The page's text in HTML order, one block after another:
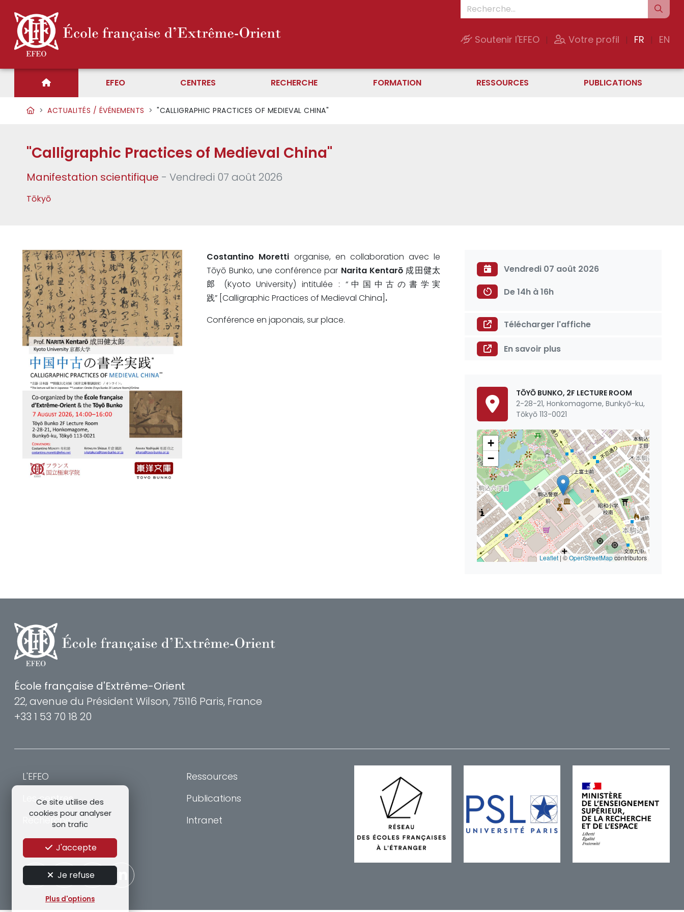
Soutenir l'EFEO | Votre profil | FR | EN
EFEO CENTRES RECHERCHE FORMATION RESSOURCES PUBLICATIONS
ACTUALITÉS / ÉVÉNEMENTS "CALLIGRAPHIC PRACTICES OF MEDIEVAL CHINA"
"Calligraphic Practices of Medieval China"
Manifestation scientifique - Vendredi 07 août 2026
Tōkyō
Costantino Moretti organise, en collaboration avec le
Tōyō Bunko, une conférence par Narita Kentarō 成田健太
郎
(Kyoto University) intitulée : “中国中古の書学実
践” [Calligraphic Practices of Medieval China] .
Conférence en japonais, sur place.
Vendredi 07 août 2026
De 14h à 16h
Télécharger l'affiche
En savoir plus
TŌYŌ BUNKO, 2F LECTURE ROOM
2-28-21, Honkomagome, Bunkyō-ku,
Tōkyō 113-0021
+
−
Leaflet | ©OpenStreetMapcontributors
École française d'Extrême-Orient
22, avenue du Président Wilson, 75116 Paris, France
+33 1 53 70 18 20
L'EFEO
Les centres
Recherche
Formation
Ressources
Publications
Intranet
Ce site utilise des
cookies pour analyser
son trafic
J'accepte
Je refuse
Plus d'options